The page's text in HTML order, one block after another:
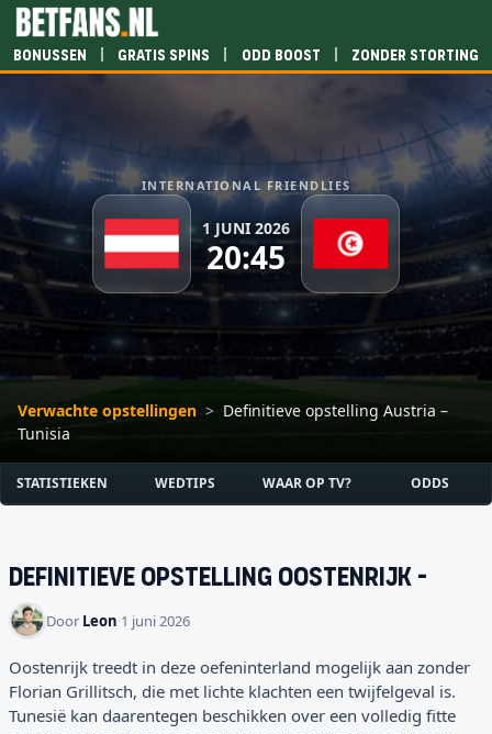
Bonussen | Gratis spins | Odd boost | Zonder storting
INTERNATIONAL FRIENDLIES
1 JUNI 2026
20:45
Verwachte opstellingen > Definitieve opstelling Austria –
Tunisia
STATISTIEKEN WEDTIPS WAAR OP TV? ODDS
Definitieve opstelling Oostenrijk-
Door Leon·1 juni 2026
Oostenrijk treedt in deze oefeninterland mogelijk aan zonder
Florian Grillitsch, die met lichte klachten een twijfelgeval is.
Tunesië kan daarentegen beschikken over een volledig fitte